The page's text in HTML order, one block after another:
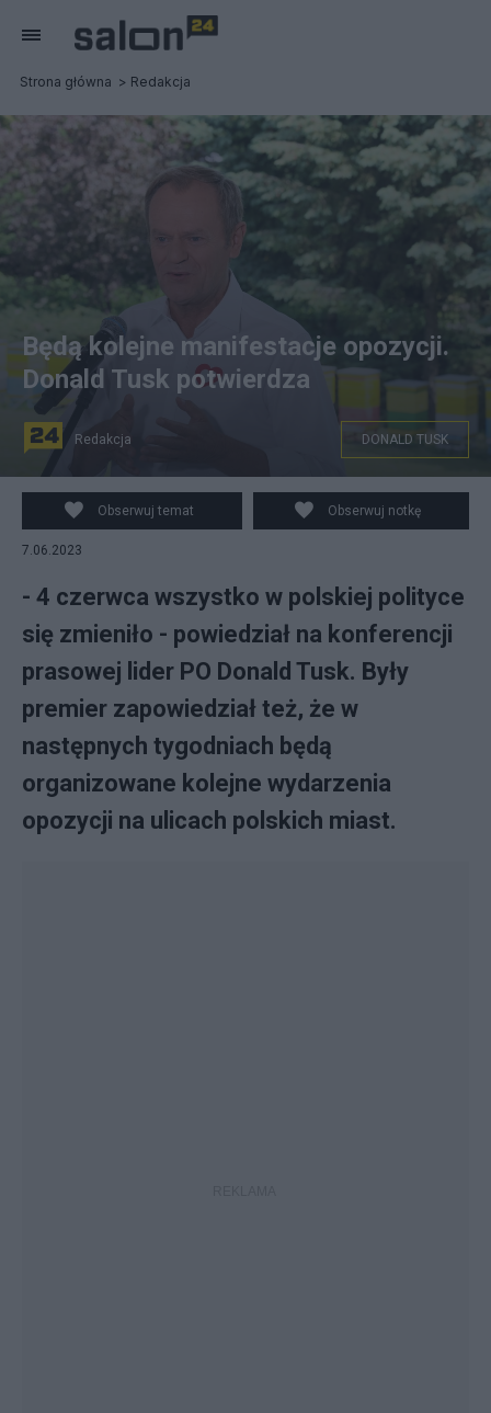
Strona główna Redakcja
źródło: PAP/Leszek Szymański
Będą kolejne manifestacje opozycji.
Donald Tusk potwierdza
Redakcja DONALD TUSK
Obserwuj temat Obserwuj notkę
7.06.2023
- 4 czerwca wszystko w polskiej polityce
się zmieniło - powiedział na konferencji
prasowej lider PO Donald Tusk. Były
premier zapowiedział też, że w
następnych tygodniach będą
organizowane kolejne wydarzenia
opozycji na ulicach polskich miast.